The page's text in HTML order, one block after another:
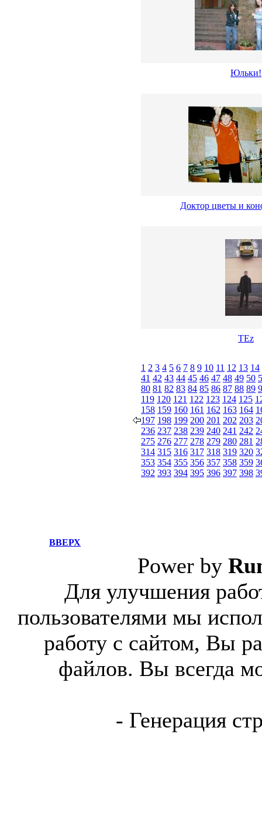
Юльки!
Доктор цветы и
TEz
1 2 3 4 5 6 7 8 9 10 11 12 13 14
41 42 43 44 45 46 47 48 49 50
80 81 82 83 84 85 86 87 88 89
119 120 121 122 123 124 125
158 159 160 161 162 163 164
197 198 199 200 201 202 203
236 237 238 239 240 241 242
275 276 277 278 279 280 281
314 315 316 317 318 319 320
353 354 355 356 357 358 359
392 393 394 395 396 397 398
ВВЕРХ
Power by
Для улучшения
пользователями мы
работу с сайтом, Вы
файлов. Вы всегда
- Генерация